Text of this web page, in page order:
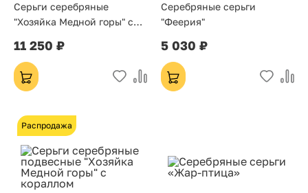
Серьги серебряные
"Хозяйка Медной горы" с
11 250 ₽
Серебряные серьги
"Феерия"
5 030 ₽
Распродажа